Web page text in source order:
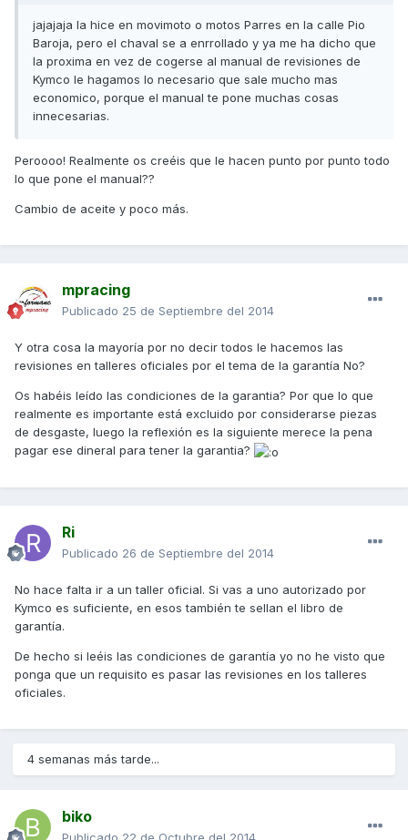
jajajaja la hice en movimoto o motos Parres en la calle Pio
Baroja, pero el chaval se a enrrollado y ya me ha dicho que
la proxima en vez de cogerse al manual de revisiones de
Kymco le hagamos lo necesario que sale mucho mas
economico, porque el manual te pone muchas cosas
innecesarias.
Peroooo! Realmente os creéis que le hacen punto por punto todo
lo que pone el manual??
Cambio de aceite y poco más.
mpracing
Publicado 25 de Septiembre del 2014
Y otra cosa la mayoría por no decir todos le hacemos las
revisiones en talleres oficiales por el tema de la garantía No?
Os habéis leído las condiciones de la garantia? Por que lo que
realmente es importante está excluido por considerarse piezas
de desgaste, luego la reflexión es la siguiente merece la pena
pagar ese dineral para tener la garantia?
Ri
Publicado 26 de Septiembre del 2014
No hace falta ir a un taller oficial. Si vas a uno autorizado por
Kymco es suficiente, en esos también te sellan el libro de
garantía.
De hecho si leéis las condiciones de garantía yo no he visto que
ponga que un requisito es pasar las revisiones en los talleres
oficiales.
4 semanas más tarde...
biko